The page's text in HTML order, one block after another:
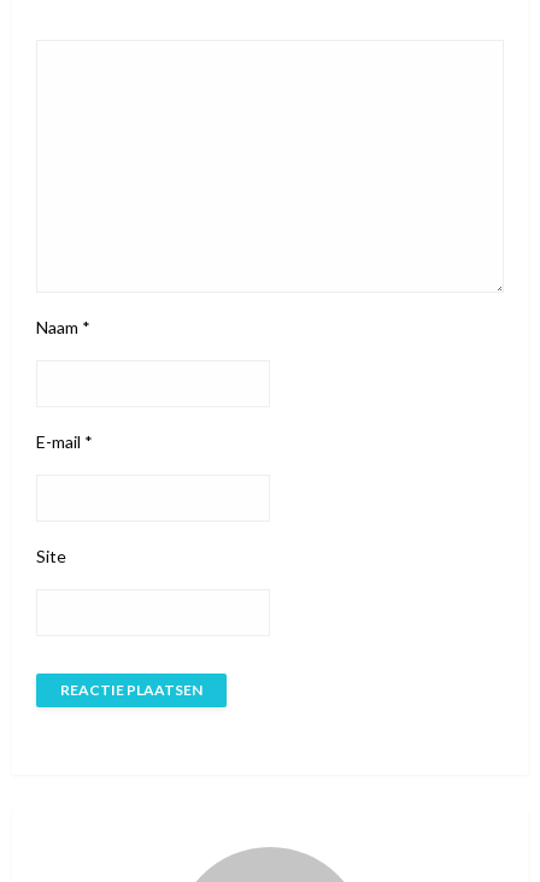
Naam *
E-mail *
Site